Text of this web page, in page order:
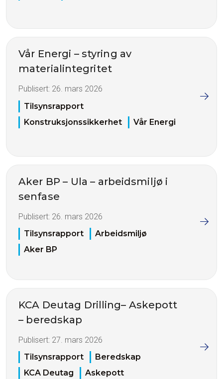
Vår Energi – styring av
materialintegritet
Publisert: 26. mars 2026
Tilsynsrapport
Konstruksjonssikkerhet
Vår Energi
Aker BP – Ula – arbeidsmiljø i
senfase
Publisert: 26. mars 2026
Tilsynsrapport
Arbeidsmiljø
Aker BP
KCA Deutag Drilling– Askepott
– beredskap
Publisert: 27. mars 2026
Tilsynsrapport
Beredskap
KCA Deutag
Askepott